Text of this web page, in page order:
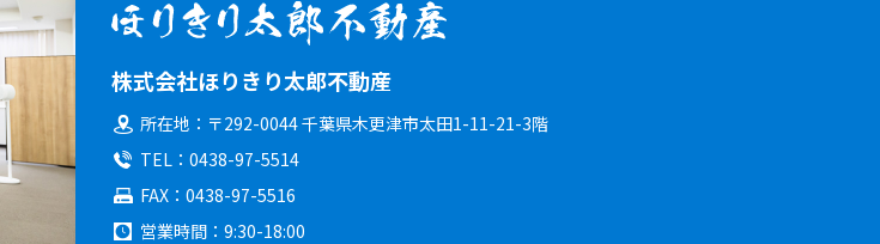
株式会社ほりきり太郎不動産
所在地
〒292-0044 千葉県木更津市太田1-11-21-3階
TEL
0438-97-5514
FAX
0438-97-5516
営業時間
9:30-18:00